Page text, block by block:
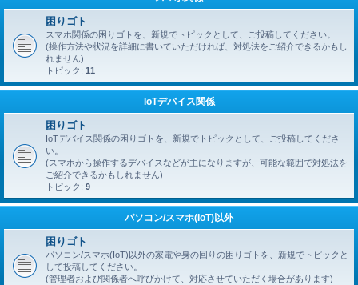
困りゴト
スマホ関係の困りゴトを、新規でトピックとして、ご投稿してください。
(操作方法や状況を詳細に書いていただければ、対処法をご紹介できるかもし
れません)
トピック: 11
IoTデバイス関係
困りゴト
IoTデバイス関係の困りゴトを、新規でトピックとして、ご投稿してくださ
い。
(スマホから操作するデバイスなどが主になりますが、可能な範囲で対処法を
ご紹介できるかもしれません)
トピック: 9
パソコン/スマホ(IoT)以外
困りゴト
パソコン/スマホ(IoT)以外の家電や身の回りの困りゴトを、新規でトピックと
して投稿してください。
(管理者および関係者へ呼びかけて、対応させていただく場合があります)